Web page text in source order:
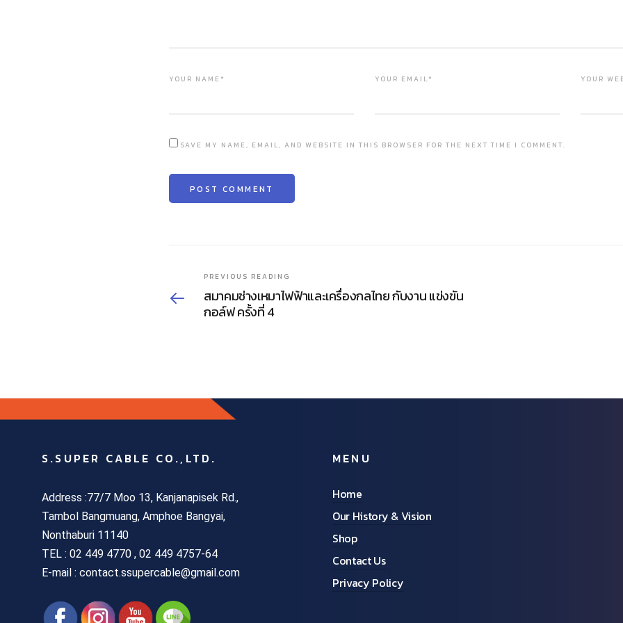
YOUR NAME* YOUR EMAIL* YOUR
SAVE MY NAME, EMAIL, AND WEBSITE IN THIS BROWSER FOR THE NEXT TIME I COMMENT.
PREVIOUS READING
สมาคมช่างเหมาไฟฟ้าและเครื่องกลไทย กับงาน แข่งขัน
กอล์ฟ ครั้งที่ 4
S.SUPER CABLE CO.,LTD.
Address :77/7 Moo 13, Kanjanapisek Rd.,
Tambol Bangmuang, Amphoe Bangyai,
Nonthaburi 11140
TEL : 02 449 4770 , 02 449 4757-64
E-mail : contact.ssupercable@gmail.com
MENU
Home
Our History & Vision
Shop
Contact Us
Privacy Policy